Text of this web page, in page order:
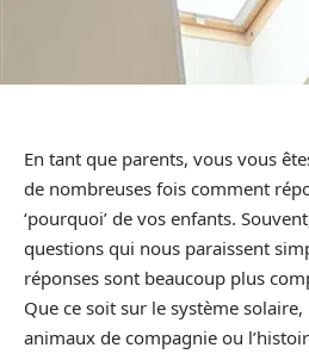
En tant que parents, vous vous
de nombreuses fois comment
‘pourquoi’ de vos enfants.
questions qui nous paraissent
réponses sont beaucoup plus
Que ce soit sur le système
animaux de compagnie ou